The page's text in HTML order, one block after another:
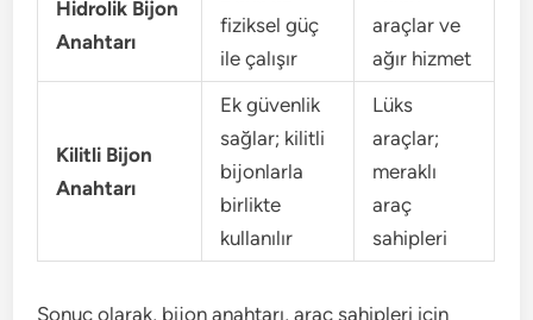
Hidrolik Bijon
Anahtarı
fiziksel güç
ile çalışır
araçlar ve
ağır hizmet
Kilitli Bijon
Anahtarı
Ek güvenlik
sağlar; kilitli
bijonlarla
birlikte
kullanılır
Lüks
araçlar;
meraklı
araç
sahipleri
Sonuç olarak, bijon anahtarı, araç sahipleri için